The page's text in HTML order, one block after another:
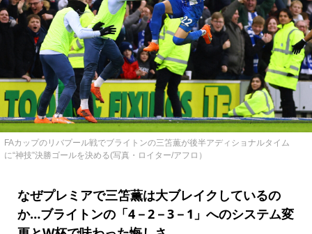
FAカップのリバプール戦でブライトンの三笘薫が後半アディショナルタイム
に“神技”決勝ゴールを決める(写真・ロイター/アフロ）
なぜプレミアで三笘薫は大ブレイクしているの
か…ブライトンの「4－2－3－1」へのシステム変